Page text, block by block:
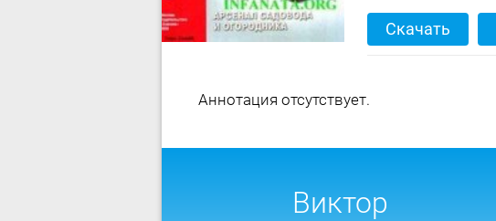
Скачать
Аннотация отсутствует.
Виктор